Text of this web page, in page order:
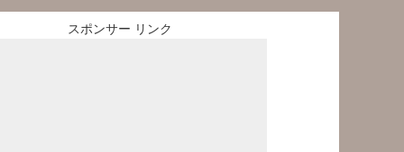
スポンサー リンク